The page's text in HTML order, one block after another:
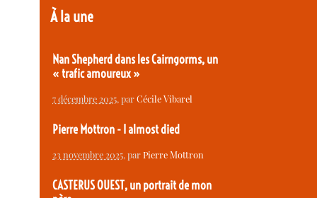
À la une
Nan Shepherd dans les Cairngorms, un
« trafic amoureux »
7 décembre 2025, parCécile Vibarel
Pierre Mottron - I almost died
23 novembre 2025, parPierre Mottron
CASTERUS OUEST, un portrait de mon